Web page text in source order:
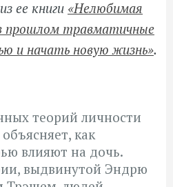
ее книги «Нелюбимая
прошлом травматичные
и начать новую жизнь».
теорий личности
как
влияют на дочь.
выдвинутой Эндрю